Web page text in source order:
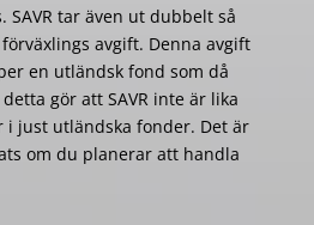
SAVR tar även ut dubbelt så
avgift. Denna avgift
en utländsk fond som då
gör att SAVR inte är lika
i just utländska fonder. Det är
om du planerar att handla